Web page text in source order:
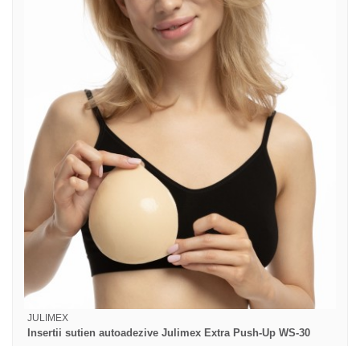
JULIMEX
Insertii sutien autoadezive Julimex Extra Push-Up WS-30